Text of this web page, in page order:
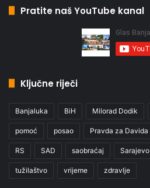
Pratite naš YouTube kanal
Ključne riječi
Banjaluka BiH Milorad Dodik
pomoć posao Pravda za Davida
RS SAD saobraćaj Sarajevo
tužilaštvo vrijeme zdravlje